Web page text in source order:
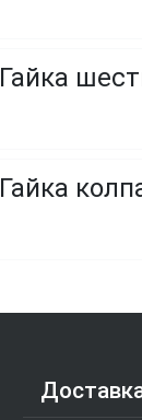
Гайка
Гайка